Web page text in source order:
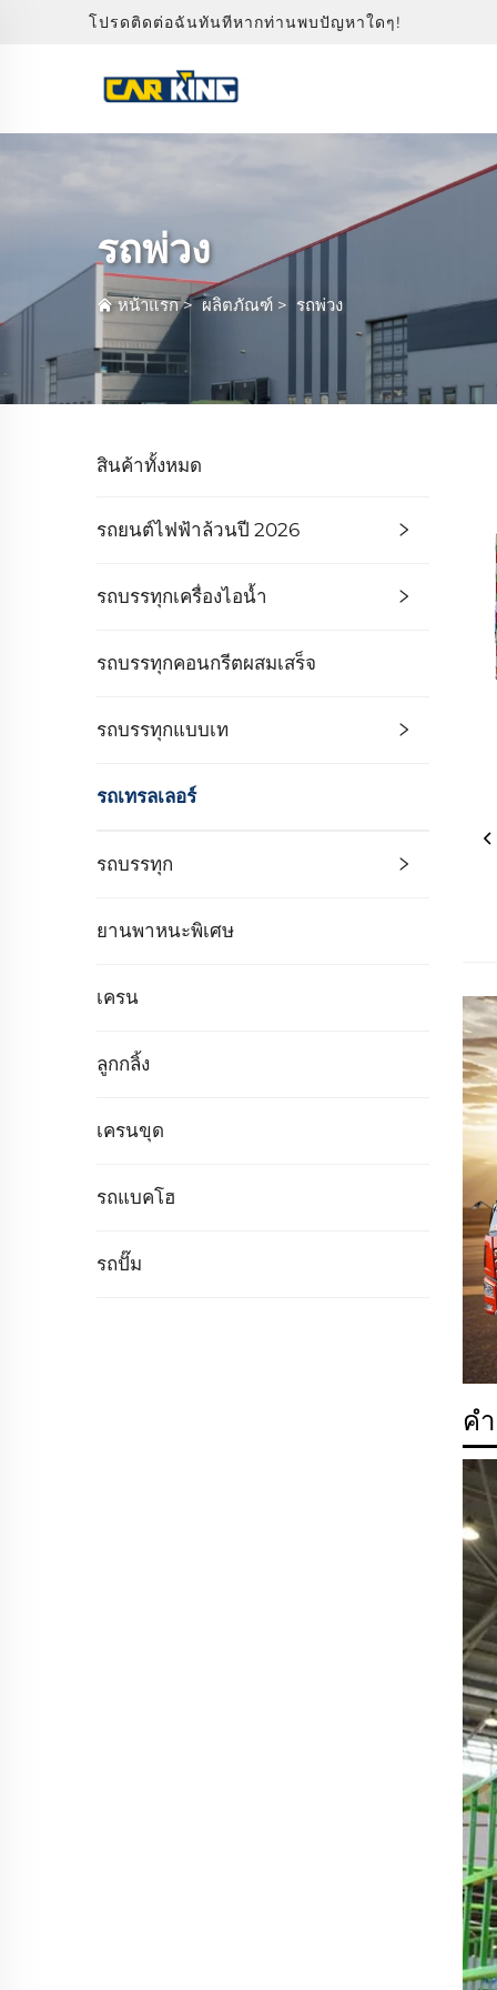
โปรดติดต่อฉันทันทีหากท่านพบปัญหาใดๆ!
รถพ่วง
หน้าแรก>ผลิตภัณฑ์ > รถพ่วง
สินค้าทั้งหมด
รถยนต์ไฟฟ้าล้วนปี 2026
รถบรรทุกเครื่องไอน้ำ
รถบรรทุกคอนกรีตผสมเสร็จ
รถบรรทุกแบบเท
รถเทรลเลอร์
รถบรรทุก
ยานพาหนะพิเศษ
เครน
ลูกกลิ้ง
เครนขุด
รถแบคโฮ
รถปั๊ม
ค